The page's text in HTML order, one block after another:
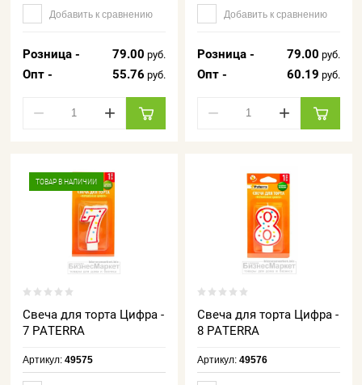
Добавить к сравнению
Розница - 79.00 руб.
Опт - 55.76 руб.
− +
Добавить к сравнению
Розница - 79.00 руб.
Опт - 60.19 руб.
− +
ТОВАР В НАЛИЧИИ
Свеча для торта Цифра -
7 PATERRA
Артикул:49575
Свеча для торта Цифра -
8 PATERRA
Артикул:49576